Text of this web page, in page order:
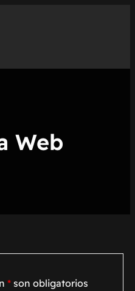
Web
*son obligatorios